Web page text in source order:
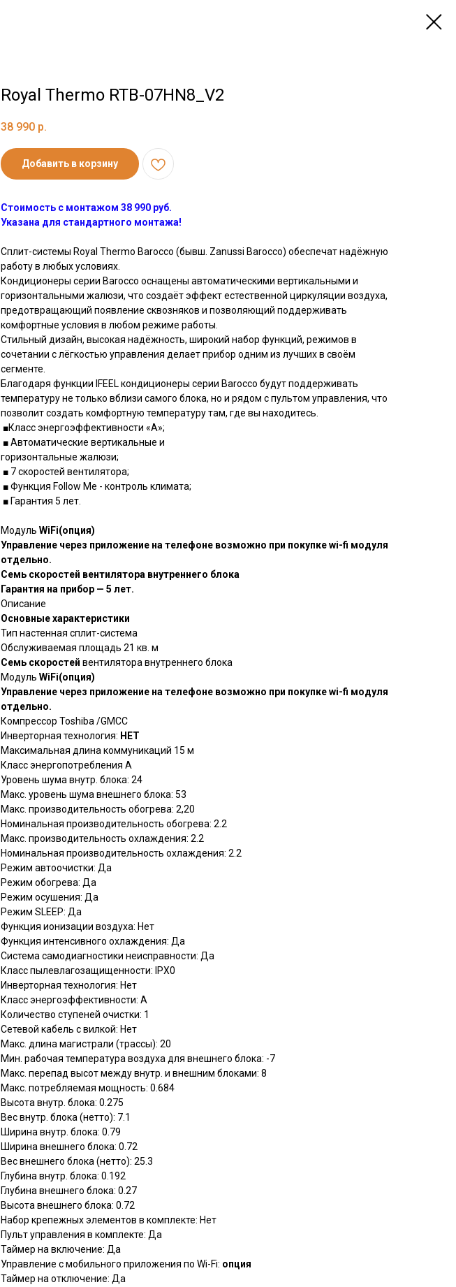
Royal Thermo RTB-07HN8_V2
38 990 р.
Добавить в корзину
Стоимость с монтажом 38 990 руб.
Указана для стандартного монтажа!
Сплит-системы Royal Thermo Barocco (бывш. Zanussi Barocco) обеспечат надёжную
работу в любых условиях.
Кондиционеры серии Barocco оснащены автоматическими вертикальными и
горизонтальными жалюзи, что создаёт эффект естественной циркуляции воздуха,
предотвращающий появление сквозняков и позволяющий поддерживать
комфортные условия в любом режиме работы.
Стильный дизайн, высокая надёжность, широкий набор функций, режимов в
сочетании с лёгкостью управления делает прибор одним из лучших в своём
сегменте.
Благодаря функции IFEEL кондиционеры серии Barocco будут поддерживать
температуру не только вблизи самого блока, но и рядом с пультом управления, что
позволит создать комфортную температуру там, где вы находитесь.
■Класс энергоэффективности «A»;
■ Автоматические вертикальные и
горизонтальные жалюзи;
■ 7 скоростей вентилятора;
■ Функция Follow Me - контроль климата;
■ Гарантия 5 лет.
Модуль WiFi(опция)
Управление через приложение на телефоне возможно при покупке wi-fi модуля
отдельно.
Семь скоростей вентилятора внутреннего блока
Гарантия на прибор — 5 лет.
Описание
Основные характеристики
Тип настенная сплит-система
Обслуживаемая площадь 21 кв. м
Семь скоростей вентилятора внутреннего блока
Модуль WiFi(опция)
Управление через приложение на телефоне возможно при покупке wi-fi модуля
отдельно.
Компрессор Toshiba /GMCC
Инверторная технология: НЕТ
Максимальная длина коммуникаций 15 м
Класс энергопотребления A
Уровень шума внутр. блока: 24
Макс. уровень шума внешнего блока: 53
Макс. производительность обогрева: 2,20
Номинальная производительность обогрева: 2.2
Макс. производительность охлаждения: 2.2
Номинальная производительность охлаждения: 2.2
Режим автоочистки: Да
Режим обогрева: Да
Режим осушения: Да
Режим SLEEP: Да
Функция ионизации воздуха: Нет
Функция интенсивного охлаждения: Да
Система самодиагностики неисправности: Да
Класс пылевлагозащищенности: IPX0
Инверторная технология: Нет
Класс энергоэффективности: A
Количество ступеней очистки: 1
Сетевой кабель с вилкой: Нет
Макс. длина магистрали (трассы): 20
Мин. рабочая температура воздуха для внешнего блока: -7
Макс. перепад высот между внутр. и внешним блоками: 8
Макс. потребляемая мощность: 0.684
Высота внутр. блока: 0.275
Вес внутр. блока (нетто): 7.1
Ширина внутр. блока: 0.79
Ширина внешнего блока: 0.72
Вес внешнего блока (нетто): 25.3
Глубина внутр. блока: 0.192
Глубина внешнего блока: 0.27
Высота внешнего блока: 0.72
Набор крепежных элементов в комплекте: Нет
Пульт управления в комплекте: Да
Таймер на включение: Да
Управление c мобильного приложения по Wi-Fi: опция
Таймер на отключение: Да